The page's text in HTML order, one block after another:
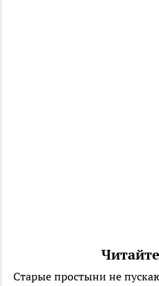
Старые простыни не